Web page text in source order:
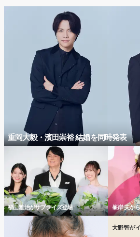
重岡大毅・濱田崇裕 結婚を同時発表
福山雅治がサプライズ登場 峯岸 夫か
大野智が